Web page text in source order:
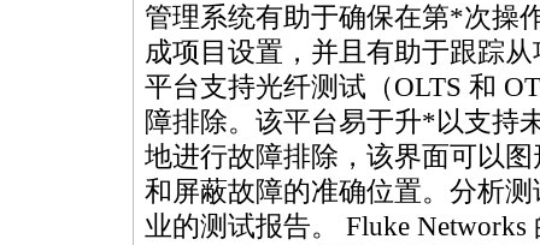
管理系统有助于确保在第*次操
成项目设置，并且有助于跟踪
平台支持光纤测试（OLTS 和
障排除。该平台易于升*以支持
地进行故障排除，该界面可以
和屏蔽故障的准确位置。分析
业的测试报告。 Fluke Networks